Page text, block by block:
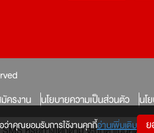
ว่าคุณยอมรับการใช้งานคุกกี้อ่านเพิ่มเติม
ครงาน นโยบายความเป็นส่วนตัว
นโ